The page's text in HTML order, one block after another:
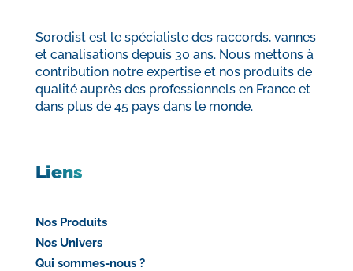
Sorodist est le spécialiste des raccords, vannes
et canalisations depuis 30 ans. Nous mettons à
contribution notre expertise et nos produits de
qualité auprès des professionnels en France et
dans plus de 45 pays dans le monde.
Liens
Nos Produits
Nos Univers
Qui sommes-nous ?